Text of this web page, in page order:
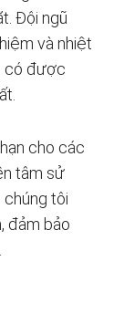
Đội ngũ
và nhiệt
có được
cho các
tâm sử
chúng tôi
đảm bảo